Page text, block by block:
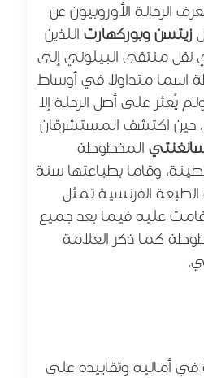
الرحالة الأوروبيون عن
زيتسن وبوركهارتاللذين
نقل منتقى البيلوني إلى
اسما متداولا في أوساط
يُعثر على أصل الرحلة إلا
حين اكتشف المستشرقان
المخطوطة
وقاما بطباعتها سنة
الطبعة الفرنسية تمثل
عليه فيما بعد جميع
كما ذكر العلامة
أماليه وتقاييده على